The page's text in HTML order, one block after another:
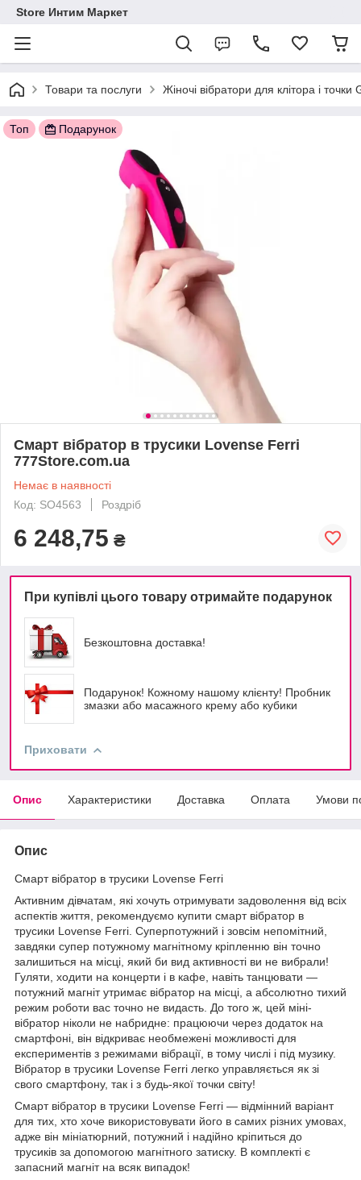
Store Интим Маркет
Товари та послуги Жіночі вібратори для клітора і
Топ Подарунок
Смарт вібратор в трусики Lovense Ferri
777Store.com.ua
Немає в наявності
Код: SO4563
Роздріб
6 248,75 ₴
При купівлі цього товару отримайте подарунок
Безкоштовна доставка!
Подарунок! Кожному нашому клієнту! Пробник
змазки або масажного крему або кубики
Приховати
Опис Характеристики Доставка Оплата Умови
Опис
Смарт вібратор в трусики Lovense Ferri
Активним дівчатам, які хочуть отримувати задоволення від всіх
аспектів життя, рекомендуємо купити смарт вібратор в
трусики Lovense Ferri. Суперпотужний і зовсім непомітний,
завдяки супер потужному магнітному кріпленню він точно
залишиться на місці, який би вид активності ви не вибрали!
Гуляти, ходити на концерти і в кафе, навіть танцювати —
потужний магніт утримає вібратор на місці, а абсолютно тихий
режим роботи вас точно не видасть. До того ж, цей міні-
вібратор ніколи не набридне: працюючи через додаток на
смартфоні, він відкриває необмежені можливості для
експериментів з режимами вібрації, в тому числі і під музику.
Вібратор в трусики Lovense Ferri легко управляється як зі
свого смартфону, так і з будь-якої точки світу!
Смарт вібратор в трусики Lovense Ferri — відмінний варіант
для тих, хто хоче використовувати його в самих різних умовах,
адже він мініатюрний, потужний і надійно кріпиться до
трусиків за допомогою магнітного затиску. В комплекті є
запасний магніт на всяк випадок!